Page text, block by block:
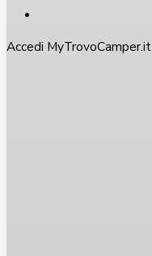
Accedi MyTrovoCamper.it